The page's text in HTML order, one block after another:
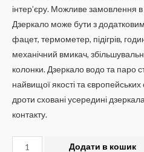
інтер’єру. Можливе замовлення в
Дзеркало може бути з
фацет, термометер, підігрів,
механічний вмикач,
колонки. Дзеркало водота паро
найвищої якості та європейських
дроти сховані усередині
контакту.
Додати в кошик